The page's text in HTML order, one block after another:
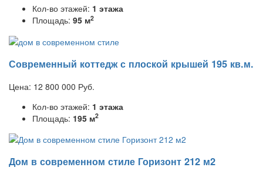
Кол-во этажей: 1 этажа
Площадь: 95 м2
Современный коттедж с плоской крышей 195 кв.м.
Цена: 12 800 000 Руб.
Кол-во этажей: 1 этажа
Площадь: 195 м2
Дом в современном стиле Горизонт 212 м2